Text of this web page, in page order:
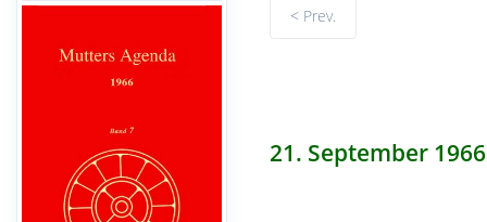
< Prev.
21. September 1966